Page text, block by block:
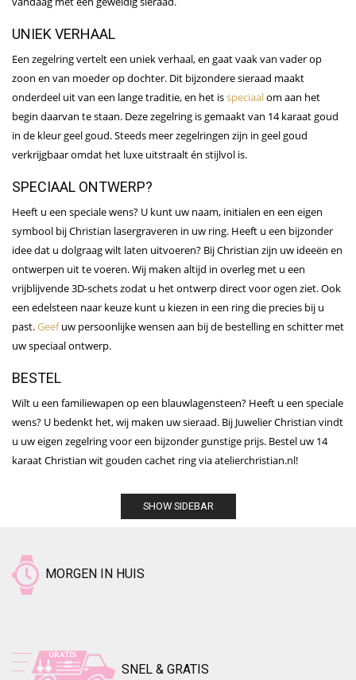
UNIEK VERHAAL
Een zegelring vertelt een uniek verhaal, en gaat vaak van vader op
zoon en van moeder op dochter. Dit bijzondere sieraad maakt
onderdeel uit van een lange traditie, en het isspeciaalom aan het
begin daarvan te staan. Deze zegelring is gemaakt van 14 karaat goud
in de kleur geel goud. Steeds meer zegelringen zijn in geel goud
verkrijgbaar omdat het luxe uitstraalt én stijlvol is.
SPECIAAL ONTWERP?
Heeft u een speciale wens? U kunt uw naam, initialen en een eigen
symbool bij Christian lasergraveren in uw ring. Heeft u een bijzonder
idee dat u dolgraag wilt laten uitvoeren? Bij Christian zijn uw ideeën en
ontwerpen uit te voeren. Wij maken altijd in overleg met u een
vrijblijvende 3D-schets zodat u het ontwerp direct voor ogen ziet. Ook
een edelsteen naar keuze kunt u kiezen in een ring die precies bij u
past.Geefuw persoonlijke wensen aan bij de bestelling en schitter met
uw speciaal ontwerp.
BESTEL
Wilt u een familiewapen op een blauwlagensteen? Heeft u een speciale
wens? U bedenkt het, wij maken uw sieraad. Bij Juwelier Christian vindt
u uw eigen zegelring voor een bijzonder gunstige prijs. Bestel uw 14
karaat Christian wit gouden cachet ring via atelierchristian.nl!
SHOW SIDEBAR
MORGEN IN HUIS
SNEL & GRATIS